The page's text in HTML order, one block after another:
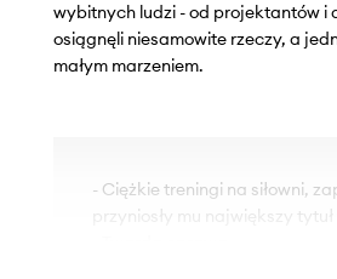
wybitnych ludzi - od projektantów i
osiągnęli niesamowite rzeczy, a
małym marzeniem.
- Ciężkie treningi na siłowni,
przyniosły mu największy